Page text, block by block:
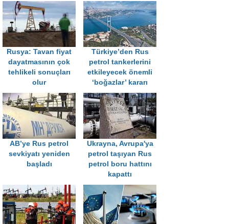
Rusya: Tavan fiyat
dayatmasının çok
tehlikeli sonuçları
olur
Türkiye’den Rus
petrol tankerlerini
etkileyecek önemli
‘boğazlar’ kararı
AB’ye Rus petrol
sevkiyatı yeniden
başladı
Ukrayna, Avrupa'ya
petrol taşıyan Rus
petrol boru hattını
kapattı